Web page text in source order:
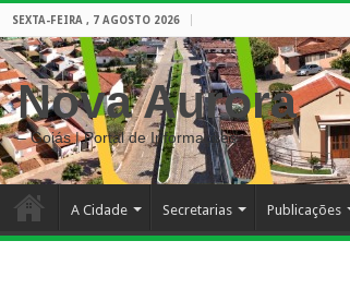
SEXTA-FEIRA , 7 AGOSTO 2026
Nova Aurora
– Goiás | Portal de Informações
A Cidade Secretarias Publicações